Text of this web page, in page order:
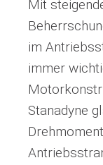
Mit
im
immer
Stanadyne